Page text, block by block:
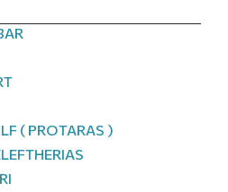
( PROTARAS )